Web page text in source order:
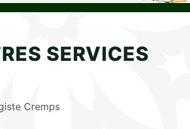
SERVICES
Cremps